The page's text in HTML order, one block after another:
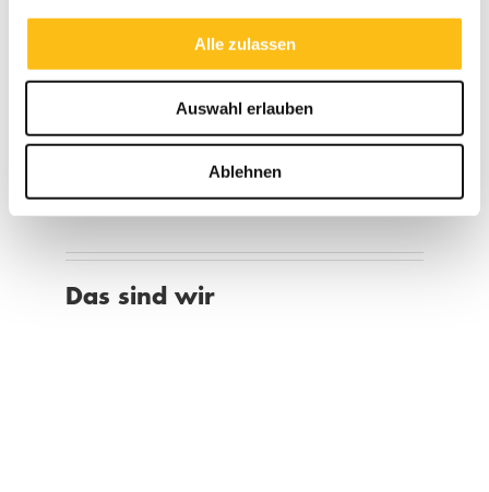
Alle zulassen
Auswahl erlauben
Ablehnen
Seite.
Was kostet das Ganze?
Unsere Preise sind familienfreundlich – aktuelle
auf der Website
Das sind wir